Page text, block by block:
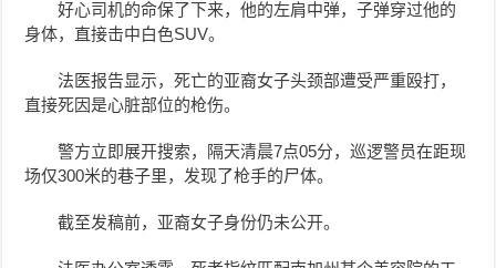
好心司机的命保了下来，他的左肩中弹，子弹穿过他的
身体，直接击中白色SUV。
法医报告显示，死亡的亚裔女子头颈部遭受严重殴打，
直接死因是心脏部位的枪伤。
警方立即展开搜索，隔天清晨7点05分，巡逻警员在距现
场仅300米的巷子里，发现了枪手的尸体。
截至发稿前，亚裔女子身份仍未公开。